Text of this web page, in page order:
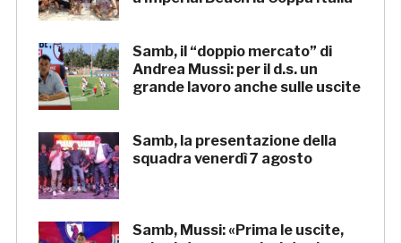
Samb, il “doppio mercato” di
Andrea Mussi: per il d.s. un
grande lavoro anche sulle uscite
Samb, la presentazione della
squadra venerdì 7 agosto
Samb, Mussi: «Prima le uscite,